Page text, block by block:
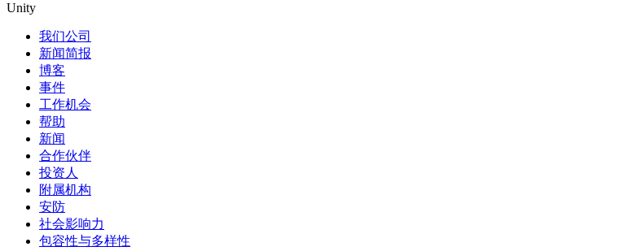
Unity
我们公司
新闻简报
博客
事件
工作机会
帮助
新闻
合作伙伴
投资人
附属机构
安防
社会影响力
包容性与多样性